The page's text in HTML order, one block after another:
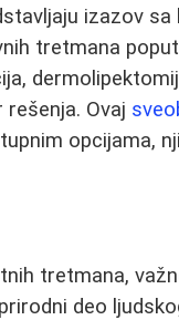
izazov
tretmana
Ovaj
opcijama,
tretmana,
deo